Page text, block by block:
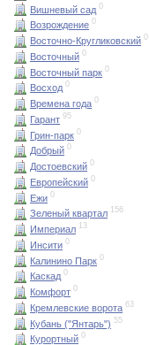
Вишневый сад 0
Возрождение 0
Восточно-Кругликовский 0
Восточный 0
Восточный парк 0
Восход 0
Времена года 0
Гарант 95
Грин-парк 0
Добрый 0
Достоевский 0
Европейский 0
Ежи 0
Зеленый квартал 156
Империал 13
Инсити 0
Калинино Парк 0
Каскад 0
Комфорт 0
Кремлевские ворота 63
Кубань ("Янтарь") 55
Курортный 0